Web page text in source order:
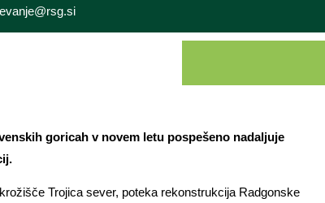
goricah v novem letu pospešeno nadaljuje
Trojica sever, poteka rekonstrukcija Radgonske